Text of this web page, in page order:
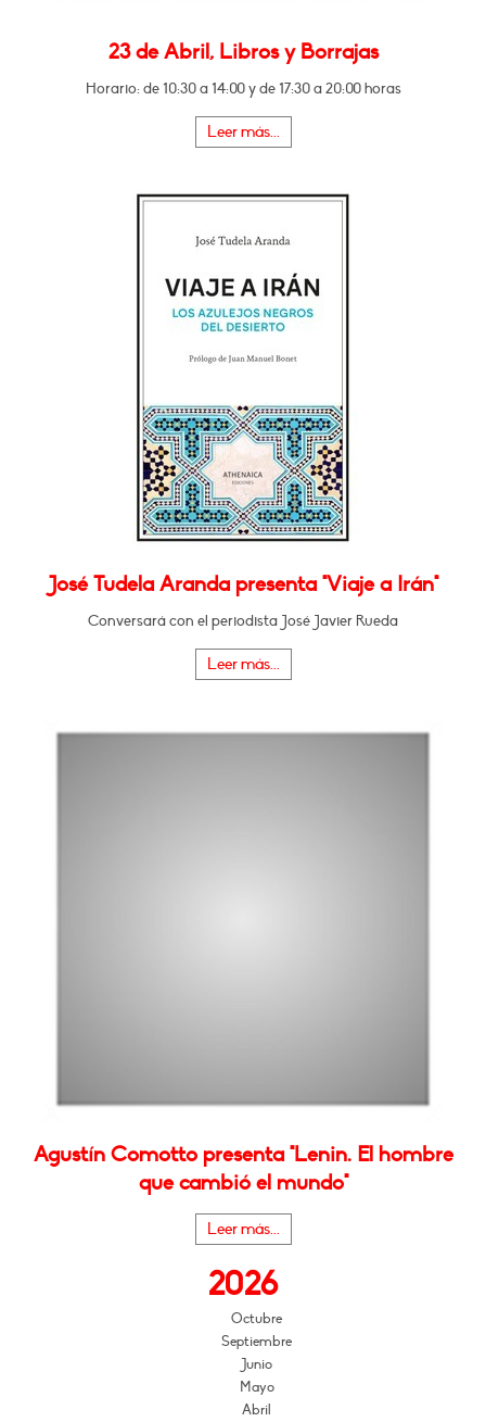
23 de Abril, Libros y Borrajas
Horario: de 10:30 a 14:00 y de 17:30 a 20:00 horas
Leer más...
José Tudela Aranda presenta "Viaje a Irán"
Conversará con el periodista José Javier Rueda
Leer más...
Agustín Comotto presenta "Lenin. El hombre
que cambió el mundo"
Leer más...
2026
Octubre
Septiembre
Junio
Mayo
Abril